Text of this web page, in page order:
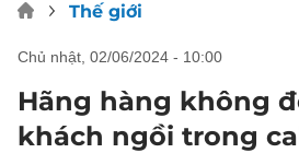
Thế giới
chủ nhật, 02/06/2024 - 10:00
Hãng hàng không
khách ngồi trong